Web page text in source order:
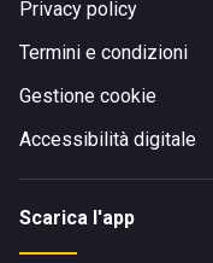
Privacy policy
Termini e condizioni
Gestione cookie
Accessibilità digitale
Scarica l'app